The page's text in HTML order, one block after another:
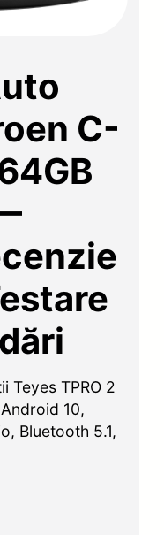
C-
Teyes TPRO 2
10,
Bluetooth 5.1,